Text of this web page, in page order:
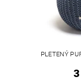
PLETENÝ